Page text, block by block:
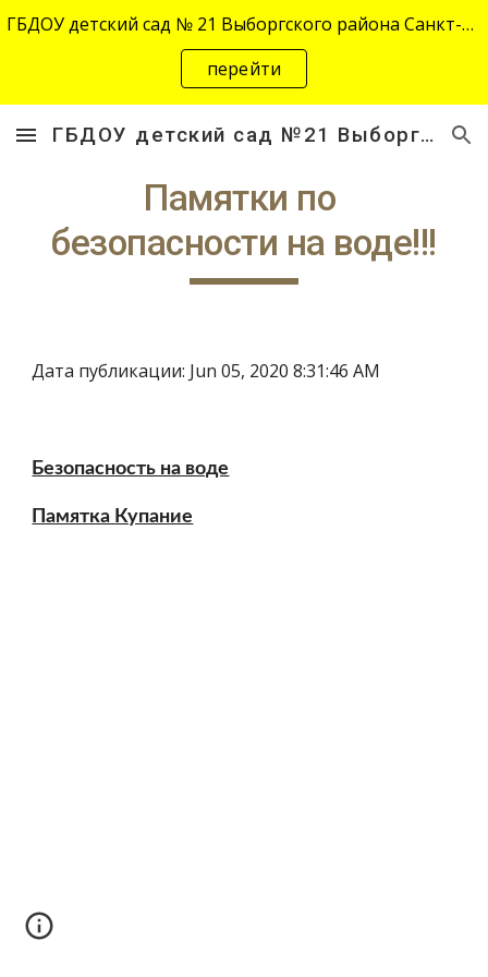
Skip to main content Skip to navigation
ГБДОУ детский сад № 21 Выборгского района Санкт-Петербурга переехал на новый адрес "site-2645.siteedu.ru".
перейти
ГБДОУ детский сад №21 Выборгского района Санкт-Петербурга
Памятки по
безопасности на воде!!!
Дата публикации: Jun 05, 2020 8:31:46 AM
Безопасность на воде
Памятка Купание